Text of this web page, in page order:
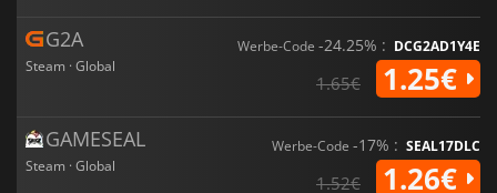
G2A
Steam · Global
Werbe-Code -24.25% : DCG2AD1Y4E
1.65€ 1.25€
GAMESEAL
Steam · Global
Werbe-Code -17% : SEAL17DLC
1.52€ 1.26€